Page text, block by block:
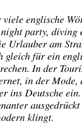
englische
party, diving
Urlauber am
gleich für ein
In der
in der Mode,
ins Deutsche
klingt.